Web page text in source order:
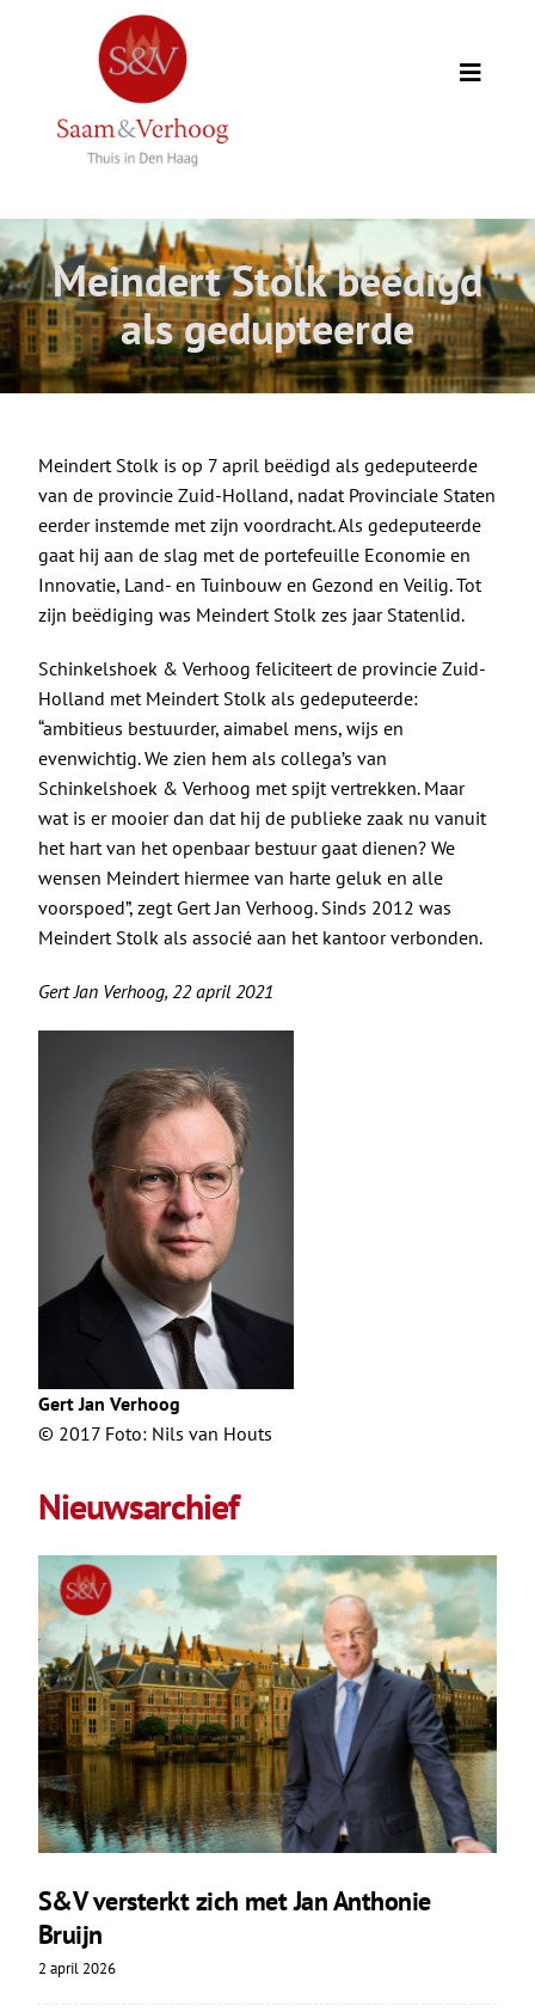
Toggle
Opdrachtgevers
Expertise
Wie we zijn
Academie
De Politieke Coach
Raadgevers
Actueel
Contact
Meindert Stolk beëdigd
als gedupteerde
Meindert Stolk is op 7 april beëdigd als gedeputeerde
van de provincie Zuid-Holland, nadat Provinciale Staten
eerder instemde met zijn voordracht. Als gedeputeerde
gaat hij aan de slag met de portefeuille Economie en
Innovatie, Land- en Tuinbouw en Gezond en Veilig. Tot
zijn beëdiging was Meindert Stolk zes jaar Statenlid.
Schinkelshoek & Verhoog feliciteert de provincie Zuid-
Holland met Meindert Stolk als gedeputeerde:
“ambitieus bestuurder, aimabel mens, wijs en
evenwichtig. We zien hem als collega’s van
Schinkelshoek & Verhoog met spijt vertrekken. Maar
wat is er mooier dan dat hij de publieke zaak nu vanuit
het hart van het openbaar bestuur gaat dienen? We
wensen Meindert hiermee van harte geluk en alle
voorspoed”, zegt Gert Jan Verhoog. Sinds 2012 was
Meindert Stolk als associé aan het kantoor verbonden.
Gert Jan Verhoog, 22 april 2021
Gert Jan Verhoog
© 2017 Foto: Nils van Houts
Nieuwsarchief
S&V versterkt zich met Jan Anthonie
Bruijn
2 april 2026